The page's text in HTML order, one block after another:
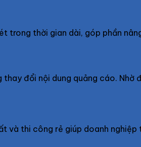
trong thời gian dài, góp phần
đổi nội dung quảng cáo. Nhờ
và thi công rẻ giúp doanh